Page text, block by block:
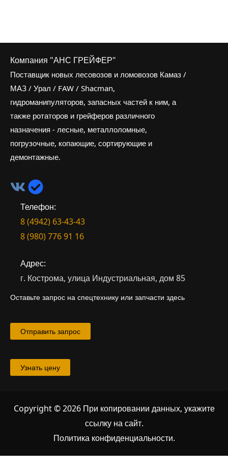
Компания "АНС ГРЕЙФЕР"
Поставщик новых лесовозов и ломовозов Камаз /
МАЗ / Урал / FAW / Shacman,
гидроманипуляторов, запасных частей к ним, а
также ротаторов и грейферов различного
назначения - лесные, металлоломные,
погрузочные, копающие, сортирующие и
демонтажные.
Телефон:
8 (4942) 63-43-43
8 (980) 776 91 16
Адрес:
г. Кострома, улица Индустриальная, дом 85
Оставьте запрос на спецтехнику или запчасти здесь
Отправить запрос
Узнать цену
Copyright © 2026 При копировании данных, укажите
ссылку на сайт.
Политика конфиденциальности.